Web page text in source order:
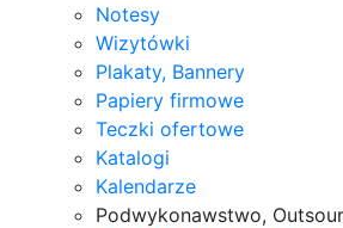
Notesy
Wizytówki
Plakaty, Bannery
Papiery firmowe
Teczki ofertowe
Katalogi
Kalendarze
Podwykonawstwo,